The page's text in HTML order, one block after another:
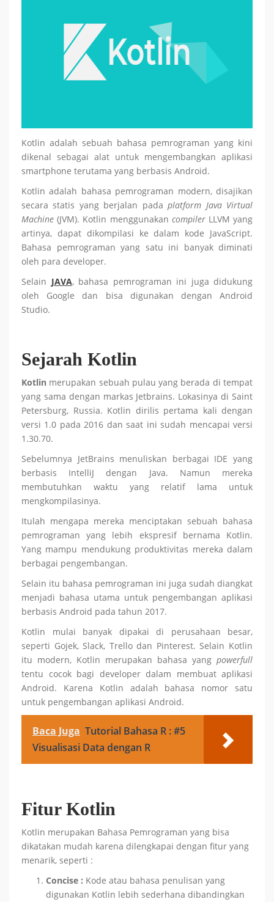
Kotlin adalah sebuah bahasa pemrograman yang kini
dikenal sebagai alat untuk mengembangkan aplikasi
smartphone terutama yang berbasis Android.
Kotlin adalah bahasa pemrograman modern, disajikan
secara statis yang berjalan padaplatform Java Virtual
Machine(JVM). Kotlin menggunakan compiler LLVM yang
artinya, dapat dikompilasi ke dalam kode JavaScript.
Bahasa pemrograman yang satu ini banyak diminati
oleh para developer.
Selain JAVA, bahasa pemrograman ini juga didukung
oleh Google dan bisa digunakan dengan Android
Studio.
Sejarah Kotlin
Kotlin merupakan sebuah pulau yang berada di tempat
yang sama dengan markas Jetbrains. Lokasinya di Saint
Petersburg, Russia. Kotlin dirilis pertama kali dengan
versi 1.0 pada 2016 dan saat ini sudah mencapai versi
1.30.70.
Sebelumnya JetBrains menuliskan berbagai IDE yang
berbasis IntelliJ dengan Java. Namun mereka
membutuhkan waktu yang relatif lama untuk
mengkompilasinya.
Itulah mengapa mereka menciptakan sebuah bahasa
pemrograman yang lebih ekspresif bernama Kotlin.
Yang mampu mendukung produktivitas mereka dalam
berbagai pengembangan.
Selain itu bahasa pemrograman ini juga sudah diangkat
menjadi bahasa utama untuk pengembangan aplikasi
berbasis Android pada tahun 2017.
Kotlin mulai banyak dipakai di perusahaan besar,
seperti Gojek, Slack, Trello dan Pinterest. Selain Kotlin
itu modern, Kotlin merupakan bahasa yang powerfull
tentu cocok bagi developer dalam membuat aplikasi
Android. Karena Kotlin adalah bahasa nomor satu
untuk pengembangan aplikasi Android.
Baca Juga Tutorial Bahasa R : #5
Visualisasi Data dengan R
Fitur Kotlin
Kotlin merupakan Bahasa Pemrograman yang bisa
dikatakan mudah karena dilengkapai dengan fitur yang
menarik, seperti :
Concise : Kode atau bahasa penulisan yang
digunakan Kotlin lebih sederhana dibandingkan